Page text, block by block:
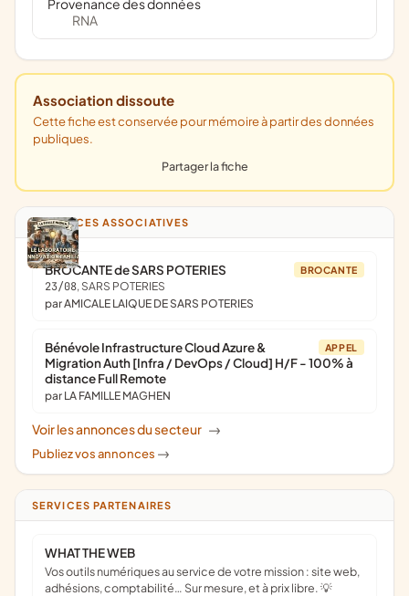
Provenance des données
RNA
Association dissoute
Cette fiche est conservée pour mémoire à partir des données
publiques.
Partager la fiche
ANNONCES ASSOCIATIVES
BROCANTE
BROCANTE de SARS POTERIES
23/08, SARS POTERIES
par AMICALE LAIQUE DE SARS POTERIES
APPEL
Bénévole Infrastructure Cloud Azure &
Migration Auth [Infra / DevOps / Cloud] H/F - 100% à
distance Full Remote
par LA FAMILLE MAGHEN
Voir les annonces du secteur ->
Publiez vos annonces ->
SERVICES PARTENAIRES
WHAT THE WEB
Vos outils numériques au service de votre mission : site web,
adhésions, comptabilité… Sur mesure, et à prix libre. 💡